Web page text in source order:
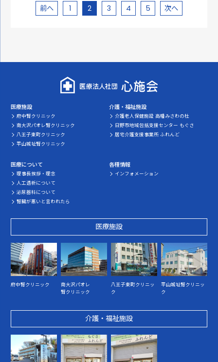
前へ 1 2 3 4 5 次へ
医療施設
府中腎クリニック
南大沢パオレ腎クリニック
八王子東町クリニック
平山城址腎クリニック
介護・福祉施設
介護老人保健施設 高幡みさわの杜
日野市地域包括支援センター もぐさ
居宅介護支援事業所 ふれんど
医療について
理事長挨拶・理念
人工透析について
泌尿器科について
腎臓が悪いと言われたら
各種情報
インフォメーション
医療施設
府中腎クリニック
南大沢パオレ
腎クリニック
八王子東町クリニッ
ク
平山城址腎クリニッ
ク
介護・福祉施設